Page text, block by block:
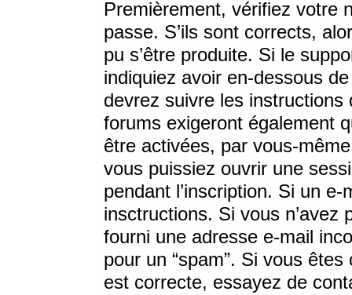
Premièrement, vérifiez votre
passe. S’ils sont corrects,
pu s’être produite. Si le
indiquiez avoir en-dessous
devrez suivre les
forums exigeront également
être activées, par vous-
vous puissiez ouvrir une
pendant l’inscription. Si un
insctructions. Si vous n’avez
fourni une adresse e-mail
pour un “spam”. Si vous
est correcte, essayez de